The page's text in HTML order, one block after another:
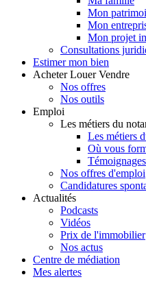
Mon
Mon
Mon projet
Consultations
Estimer mon bien
Acheter Louer Vendre
Nos offres
Nos outils
Emploi
Les métiers du
Les métiers
Où vous
Témoignages
Nos offres d'emploi
Candidatures
Actualités
Podcasts
Vidéos
Prix de l'immobilier
Nos actus
Centre de médiation
Mes alertes